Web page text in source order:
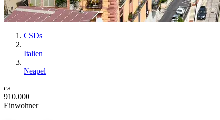
CSDs
Italien
Neapel
ca.
910.000
Einwohner